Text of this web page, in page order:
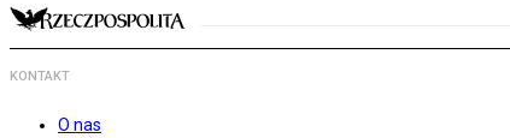
KONTAKT
O nas